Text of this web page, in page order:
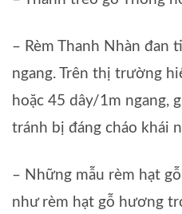
– Rèm Thanh Nhàn đan
ngang. Trên thị trường
hoặc 45 dây/1m ngang,
tránh bị đáng cháo khái
– Những mẫu rèm hạt
như rèm hạt gỗ hương